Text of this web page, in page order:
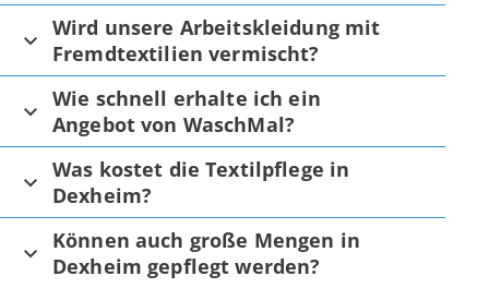
Wird unsere Arbeitskleidung mit
Fremdtextilien vermischt?
Wie schnell erhalte ich ein
Angebot von WaschMal?
Was kostet die Textilpflege in
Dexheim?
Können auch große Mengen in
Dexheim gepflegt werden?